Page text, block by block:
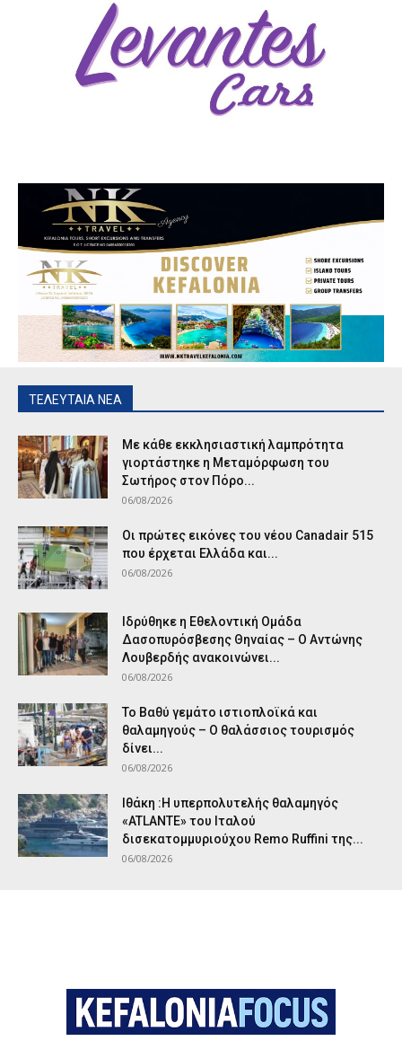
ΤΕΛΕΥΤΑΙΑ ΝΕΑ
Με κάθε εκκλησιαστική λαμπρότητα
γιορτάστηκε η Μεταμόρφωση του
Σωτήρος στον Πόρο...
06/08/2026
Οι πρώτες εικόνες του νέου Canadair 515
που έρχεται Ελλάδα και...
06/08/2026
Ιδρύθηκε η Εθελοντική Ομάδα
Δασοπυρόσβεσης Θηναίας – Ο Αντώνης
Λουβερδής ανακοινώνει...
06/08/2026
Το Βαθύ γεμάτο ιστιοπλοϊκά και
θαλαμηγούς – Ο θαλάσσιος τουρισμός
δίνει...
06/08/2026
Ιθάκη :Η υπερπολυτελής θαλαμηγός
«ATLANTE» του Ιταλού
δισεκατομμυριούχου Remo Ruffini της...
06/08/2026